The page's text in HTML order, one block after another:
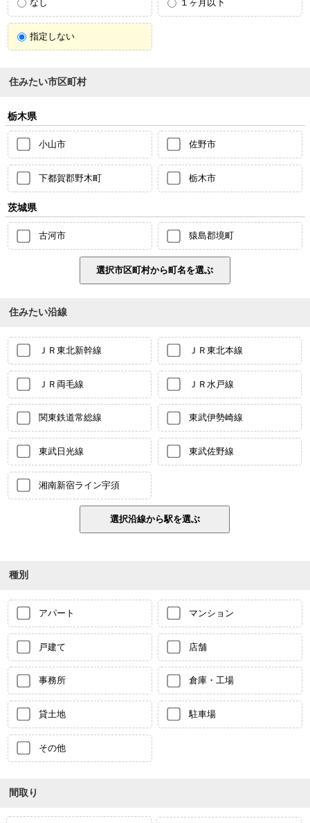
なし １ヶ月以下
指定しない
住みたい市区町村
栃木県
小山市 佐野市
下都賀郡野木町 栃木市
茨城県
古河市 猿島郡境町
住みたい沿線
ＪＲ東北新幹線 ＪＲ東北本線
ＪＲ両毛線 ＪＲ水戸線
関東鉄道常総線 東武伊勢崎線
東武日光線 東武佐野線
湘南新宿ライン宇須
種別
アパート マンション
戸建て 店舗
事務所 倉庫・工場
貸土地 駐車場
その他
間取り